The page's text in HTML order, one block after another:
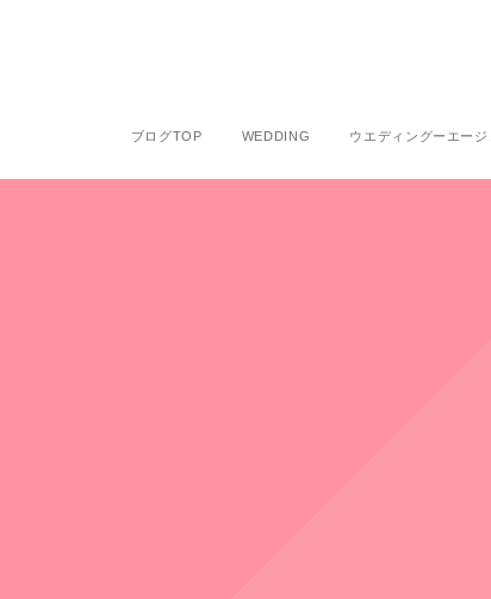
ブログTOP WEDDING ウエディングーエージ